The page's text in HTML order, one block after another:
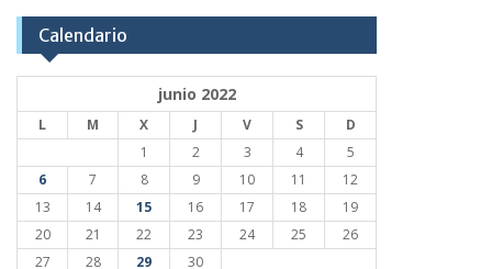
Calendario
junio 2022
L M X J V S
D
1
2 3 4
5
6
7 8 9 10 11
12
13
14 15 16 17 18
19
20
21 22 23 24 25
26
27
28 29 30